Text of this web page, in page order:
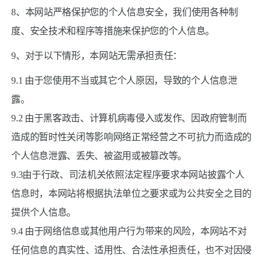
8、本网站严格保护您的个人信息安全，我们使用各种制
度、安全技术和程序等措施来保护您的个人信息。
9、对于以下情形，本网站无需承担责任：
9.1 由于您使用不当或其它个人原因，导致的个人信息泄
露。
9.2 由于黑客政击、计算机病毒侵入或发作、因政府管制而
造成的暂时性关闭等影响网络正常经营之不可抗力而造成的
个人信息泄露、丢失、被盗用或被篡改等。
9.3由于行政、司法机关依照法定程序要求本网站披露个人
信息时，本网站将根据执法单位之要求或为公共安全之目的
提供个人信息。
9.4 由于网络信息或其他用户行为带来的风险，本网站不对
任何信息的真实性、适用性、合法性承担责任，也不对因侵